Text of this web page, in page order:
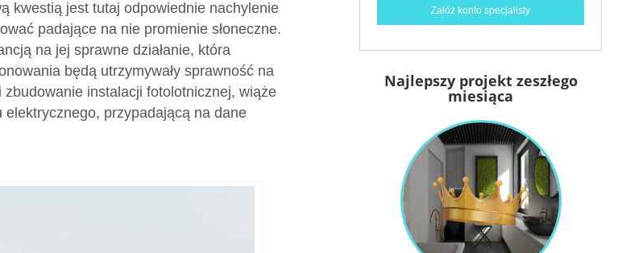
kwestią jest tutaj odpowiednie nachylenie
padające na nie promienie słoneczne.
na jej sprawne działanie, która
będą utrzymywały sprawność na
instalacji fotolotnicznej, wiąże
przypadającą na dane
Załóż konto specjalisty
Najlepszy projekt zeszłego
miesiąca